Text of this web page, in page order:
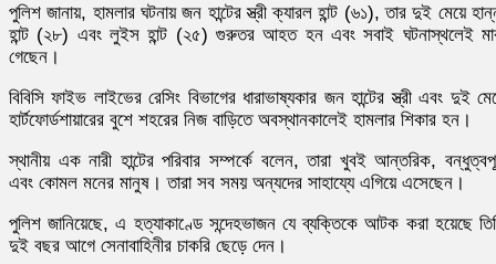
পুলিশ জানায়, হামলার ঘটনায় জন হান্টের স্ত্রী ক্যারল হান্ট (৬১), তার দুই মেয়ে
হান্ট (২৮) এবং লুইস হান্ট (২৫) গুরুতর আহত হন এবং সবাই ঘটনাস্থলেই
গেছেন।
বিবিসি ফাইভ লাইভের রেসিং বিভাগের ধারাভাষ্যকার জন হান্টের স্ত্রী এবং দুই
হার্টফোর্ডশায়ারের বুশে শহরের নিজ বাড়িতে অবস্থানকালেই হামলার শিকার হন।
স্থানীয় এক নারী হান্টের পরিবার সম্পর্কে বলেন, তারা খুবই আন্তরিক,
এবং কোমল মনের মানুষ। তারা সব সময় অন্যদের সাহায্যে এগিয়ে এসেছেন।
পুলিশ জানিয়েছে, এ হত্যাকাণ্ডে সন্দেহভাজন যে ব্যক্তিকে আটক করা হয়েছে
দুই বছর আগে সেনাবাহিনীর চাকরি ছেড়ে দেন।